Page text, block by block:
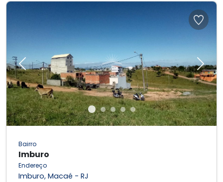
Previous Next
Bairro
Imburo
Endereço
Imburo, Macaé - RJ